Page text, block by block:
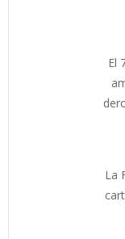
El
La